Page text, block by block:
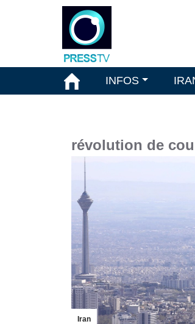
INFOS
révolution de
Iran